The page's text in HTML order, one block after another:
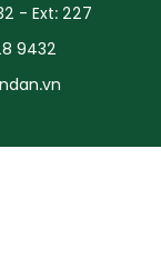
- Ext: 227
9432